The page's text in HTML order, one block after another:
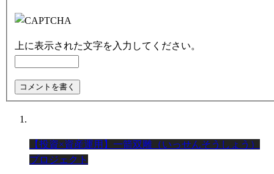
上に表示された文字を入力してください。
【投資×資産運用】一箭双雕（いっせんそうしょう）
プロジェクト